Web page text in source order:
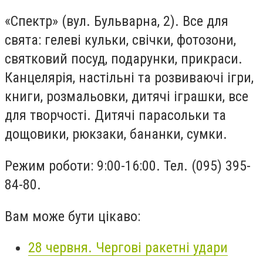
«Спектр» (вул. Бульварна, 2). Все для
свята: гелеві кульки, свічки, фотозони,
святковий посуд, подарунки, прикраси.
Канцелярія, настільні та розвиваючі ігри,
книги, розмальовки, дитячі іграшки, все
для творчості. Дитячі парасольки та
дощовики, рюкзаки, бананки, сумки.
Режим роботи: 9:00-16:00. Тел. (095) 395-
84-80.
Вам може бути цікаво:
28 червня. Чергові ракетні удари